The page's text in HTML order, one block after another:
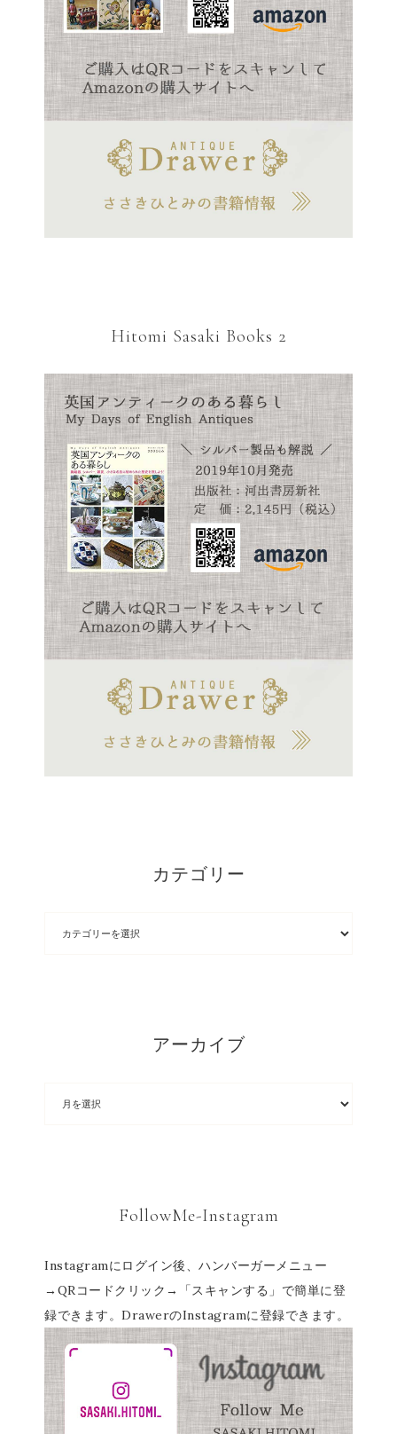
Hitomi Sasaki Books 2
カテゴリー
アーカイブ
FollowMe-Instagram
Instagramにログイン後、ハンバーガーメニュー
→QRコードクリック→「スキャンする」で簡単に登
録できます。DrawerのInstagramに登録できます。